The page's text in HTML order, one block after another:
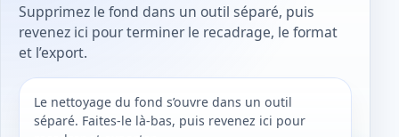
Supprimez le fond dans un outil séparé, puis
revenez ici pour terminer le recadrage, le format
et l’export.
Le nettoyage du fond s’ouvre dans un outil
séparé. Faites-le là-bas, puis revenez ici pour